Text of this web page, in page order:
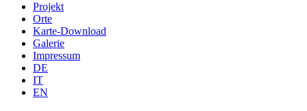
Projekt
Orte
Karte-Download
Galerie
Impressum
DE
IT
EN